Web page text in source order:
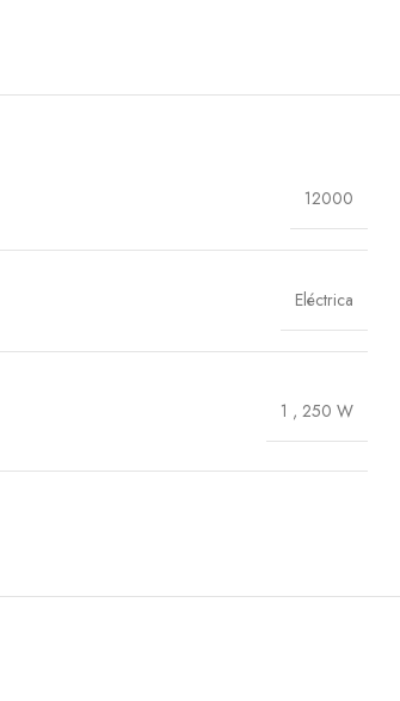
12000
Eléctrica
1 , 250 W